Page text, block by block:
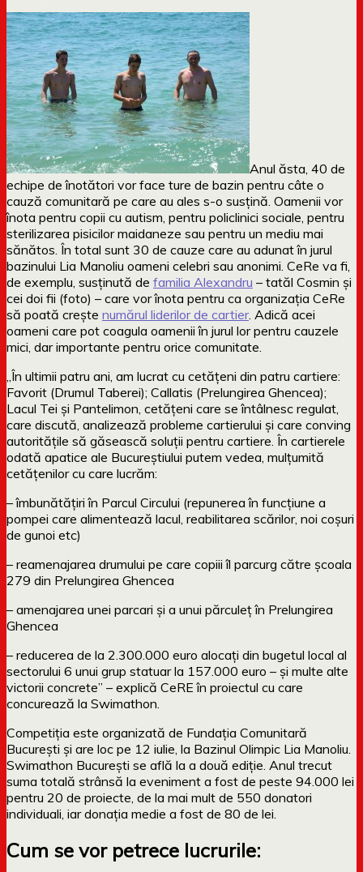
Anul ăsta, 40 de
echipe de înotători vor face ture de bazin pentru câte o
cauză comunitară pe care au ales s-o susțină. Oamenii vor
înota pentru copii cu autism, pentru policlinici sociale, pentru
sterilizarea pisicilor maidaneze sau pentru un mediu mai
sănătos. În total sunt 30 de cauze care au adunat în jurul
bazinului Lia Manoliu oameni celebri sau anonimi. CeRe va fi,
de exemplu, susținută de familia Alexandru – tatăl Cosmin și
cei doi fii (foto) – care vor înota pentru ca organizația CeRe
să poată crește numărul liderilor de cartier. Adică acei
oameni care pot coagula oamenii în jurul lor pentru cauzele
mici, dar importante pentru orice comunitate.
„În ultimii patru ani, am lucrat cu cetățeni din patru cartiere:
Favorit (Drumul Taberei); Callatis (Prelungirea Ghencea);
Lacul Tei și Pantelimon, cetățeni care se întâlnesc regulat,
care discută, analizează probleme cartierului și care conving
autoritățile să găsească soluții pentru cartiere. În cartierele
odată apatice ale Bucureștiului putem vedea, mulțumită
cetățenilor cu care lucrăm:
– îmbunătățiri în Parcul Circului (repunerea în funcțiune a
pompei care alimentează lacul, reabilitarea scărilor, noi coșuri
de gunoi etc)
– reamenajarea drumului pe care copiii îl parcurg către școala
279 din Prelungirea Ghencea
– amenajarea unei parcari și a unui părculeț în Prelungirea
Ghencea
– reducerea de la 2.300.000 euro alocați din bugetul local al
sectorului 6 unui grup statuar la 157.000 euro – și multe alte
victorii concrete” – explică CeRE în proiectul cu care
concurează la Swimathon.
Competiția este organizată de Fundația Comunitară
București și are loc pe 12 iulie, la Bazinul Olimpic Lia Manoliu.
Swimathon București se află la a două ediție. Anul trecut
suma totală strânsă la eveniment a fost de peste 94.000 lei
pentru 20 de proiecte, de la mai mult de 550 donatori
individuali, iar donația medie a fost de 80 de lei.
Cum se vor petrece lucrurile: